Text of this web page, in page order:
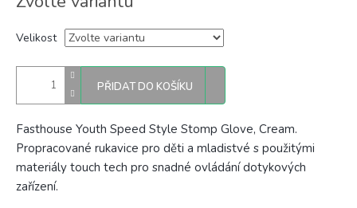
cena:
Velikost
PŘIDAT DO KOŠÍKU
Fasthouse Youth Speed Style Stomp Glove, Cream.
Propracované rukavice pro děti a mladistvé s použitými
materiály touch tech pro snadné ovládání dotykových
zařízení.